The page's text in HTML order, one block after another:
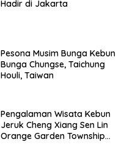
Hadir di Jakarta
Pesona Musim Bunga Kebun
Bunga Chungse, Taichung
Houli, Taiwan
Pengalaman Wisata Kebun
Jeruk Cheng Xiang Sen Lin
Orange Garden Township